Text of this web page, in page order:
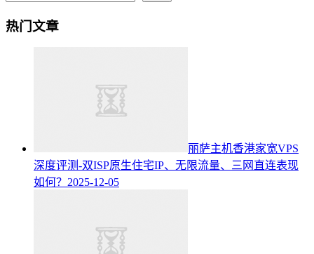
热门文章
丽萨主机香港家宽VPS
深度评测-双ISP原生住宅IP、无限流量、三网直连表现
如何？ 2025-12-05